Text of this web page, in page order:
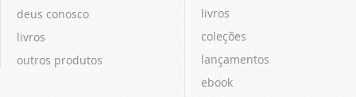
deus conosco
livros
outros produtos
livros
coleções
lançamentos
ebook